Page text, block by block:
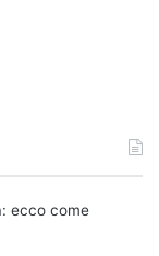
ecco come